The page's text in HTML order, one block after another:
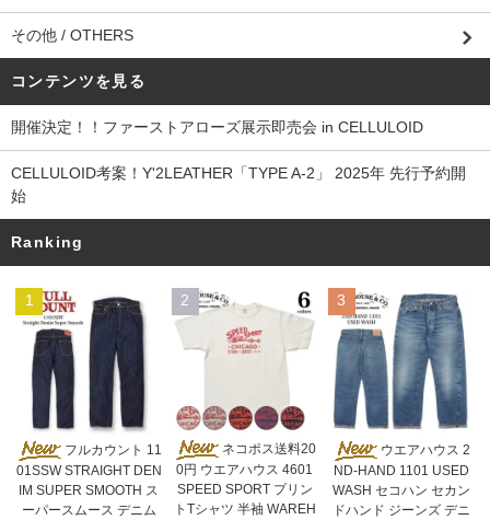
その他 / OTHERS
コンテンツを見る
開催決定！！ファーストアローズ展示即売会 in CELLULOID
CELLULOID考案！Y'2LEATHER「TYPE A-2」 2025年 先行予約開
始
Ranking
1
フルカウント 11
01SSW STRAIGHT DEN
IM SUPER SMOOTH ス
ーパースムース デニム
2
ネコポス送料20
0円 ウエアハウス 4601
SPEED SPORT プリン
トTシャツ 半袖 WAREH
3
ウエアハウス 2
ND-HAND 1101 USED
WASH セコハン セカン
ドハンド ジーンズ デニ